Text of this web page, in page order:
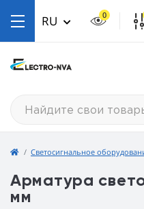
RU 0
Светосигнальное
Арматура
мм